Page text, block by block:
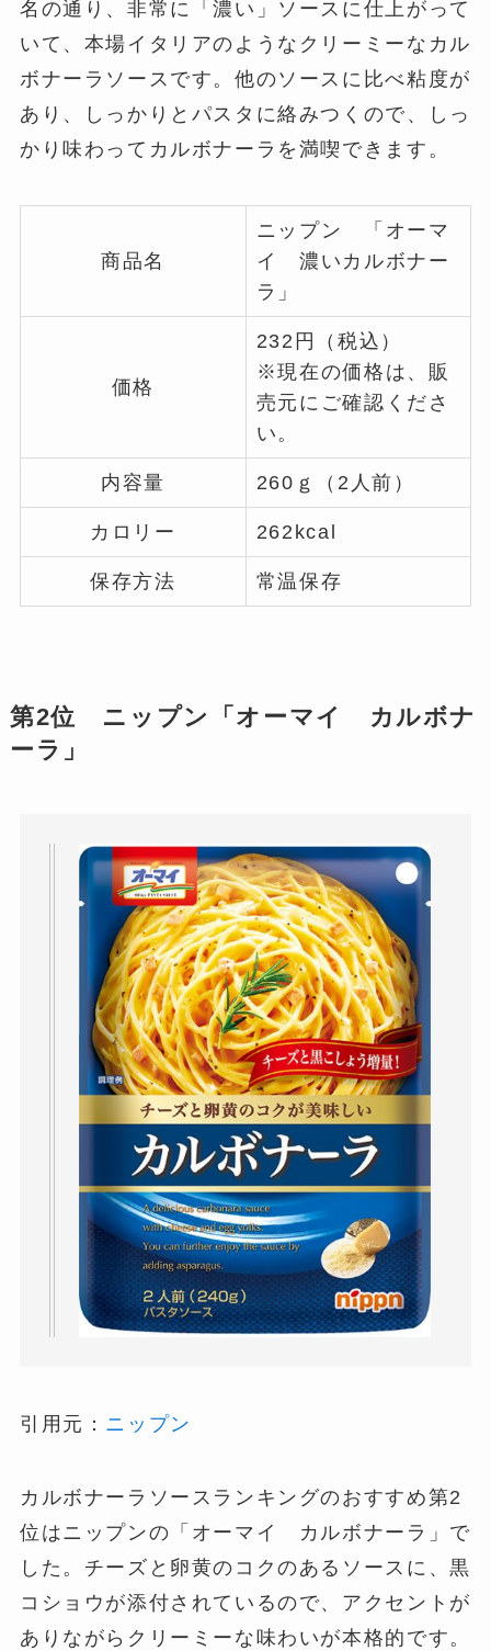
名の通り、非常に「濃い」ソースに仕上がって
いて、本場イタリアのようなクリーミーなカル
ボナーラソースです。他のソースに比べ粘度が
あり、しっかりとパスタに絡みつくので、しっ
かり味わってカルボナーラを満喫できます。
商品名
ニップン 「オーマ
イ 濃いカルボナー
ラ」
価格
232円（税込）
※現在の価格は、販
売元にご確認くださ
い。
内容量 260ｇ（2人前）
カロリー 262kcal
保存方法 常温保存
第2位 ニップン「オーマイ カルボナ
ーラ」
引用元： ニップン
カルボナーラソースランキングのおすすめ第2
位はニップンの「オーマイ カルボナーラ」で
した。チーズと卵黄のコクのあるソースに、黒
コショウが添付されているので、アクセントが
ありながらクリーミーな味わいが本格的です。